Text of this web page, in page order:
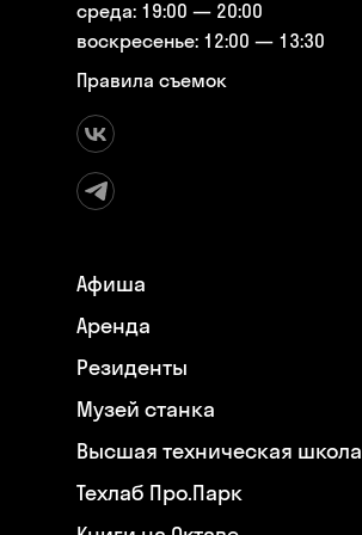
среда: 19:00 — 20:00
воскресенье: 12:00 — 13:30
Правила съемок
Афиша
Аренда
Резиденты
Музей станка
Высшая техническая школа
Техлаб Про.Парк